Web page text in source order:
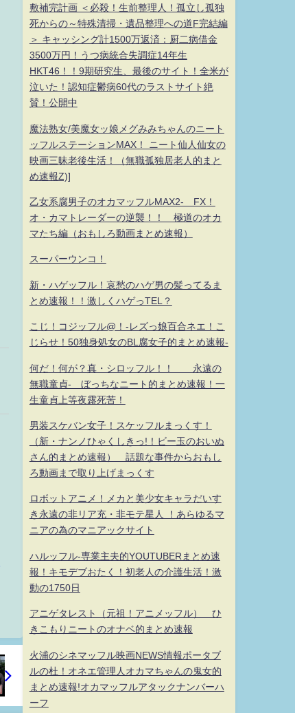
敷補完計画 ＜必殺！生前整理人！孤立し孤独
死からの～特殊清掃・遺品整理への道F完結編
＞ キャッシング計1500万返済：厨二病借金
3500万円！うつ病統合失調症14年生
HKT46！！9期研究生、最後のサイト！全米が
泣いた！認知症鬱病60代のラストサイト絶
賛！公開中
魔法熟女/美魔女ッ娘メグみみちゃんのニート
ッフルステーションMAX！ ニート仙人仙女の
映画三昧老後生活！（無職孤独居老人的まと
め速報Z)]
乙女系腐男子のオカマッフルMAX2- FX！
オ・カマトレーダーの逆襲！！ 極道のオカ
マたち編（おもしろ動画まとめ速報）
スーパーウンコ！
新・ハゲッフル！哀愁のハゲ男の髪ってるま
とめ速報！！激しくハゲっTEL？
こじ！コジッフル@！-レズっ娘百合ネエ！こ
じらせ！50独身処女のBL腐女子的まとめ速報-
何だ！何が？真・シロッフル！！ 永遠の
無職童貞- ぼっちなニート的まとめ速報！一
生童貞上等夜露死苦！
男装スケバン女子！スケッフルまっくす！
（新・ナンノひゃくしきっ!！ビー玉のおいぬ
さん的まとめ速報） 話題な事件からおもし
ろ動画まで取り上げまっくす
ロボットアニメ！メカと美少女キャラだいす
き永遠の非リア充・非モテ星人 ！あらゆるマ
ニアの為のマニアックサイト
ハルッフル-専業主夫的YOUTUBERまとめ速
報！キモデブおたく！初老人の介護生活！激
動の1750日
アニゲタレスト（元祖！アニメッフル） ひ
きこもりニートのオナベ的まとめ速報
火浦のシネマッフル映画NEWS情報ポータブ
ルの杜！オネエ管理人オカマちゃんの鬼女的
まとめ速報!オカマッフルアタックナンバーハ
ーフ